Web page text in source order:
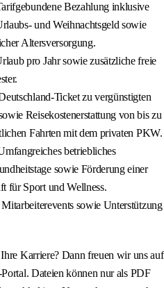
Bezahlung inklusive
und Weihnachtsgeld sowie
Altersversorgung.
pro Jahr sowie zusätzliche freie
Ticket zu vergünstigten
Reisekostenerstattung von bis zu
Fahrten mit dem privaten PKW.
betriebliches
sowie Förderung einer
für Sport und Wellness.
sowie Unterstützung
Karriere? Dann freuen wir uns auf
Dateien können nur als PDF